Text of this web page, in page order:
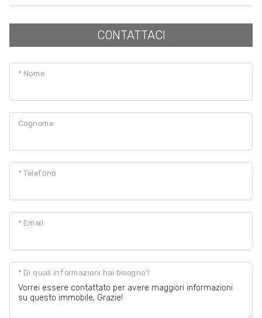
CONTATTACI
* Nome
Cognome
* Telefono
* Email
* Di quali informazioni hai bisogno?